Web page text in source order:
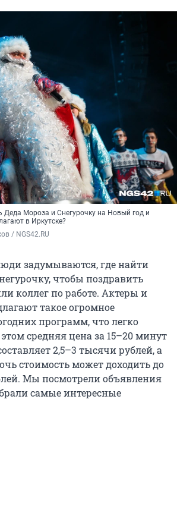
Деда Мороза и Снегурочку на Новый год и
в Иркутске?
/ NGS42.RU
задумываются, где найти
чтобы поздравить
коллег по работе. Актеры и
такое огромное
программ, что легко
средняя цена за 15–20 минут
2,5–3 тысячи рублей, а
стоимость может доходить до
Мы посмотрели объявления
самые интересные